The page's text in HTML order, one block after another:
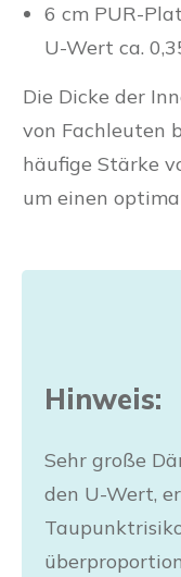
6 cm PUR-
U-Wert ca.
Die Dicke der
von Fachleuten
häufige Stärke
um einen
Hinweis:
Sehr große
den U-Wert,